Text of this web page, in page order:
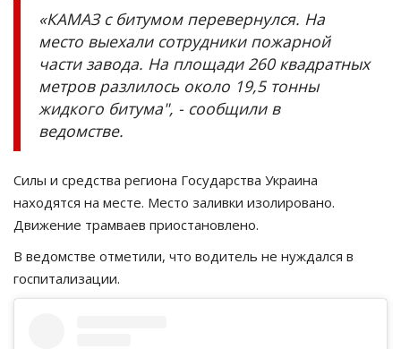
«КАМАЗ с битумом перевернулся. На
место выехали сотрудники пожарной
части завода. На площади 260 квадратных
метров разлилось около 19,5 тонны
жидкого битума", - сообщили в
ведомстве.
Силы и средства региона Государства Украина
находятся на месте. Место заливки изолировано.
Движение трамваев приостановлено.
В ведомстве отметили, что водитель не нуждался в
госпитализации.